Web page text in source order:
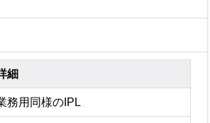
細
務用同様のIPL